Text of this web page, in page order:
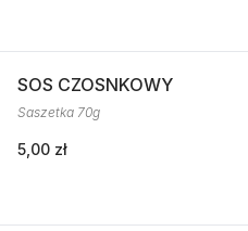
SOS CZOSNKOWY
Saszetka 70g
5,00 zł